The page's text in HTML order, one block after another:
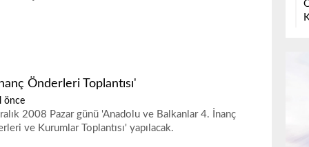
Önderleri Toplantısı'
önce
2008 Pazar günü 'Anadolu ve Balkanlar 4. İnanç
ve Kurumlar Toplantısı' yapılacak.